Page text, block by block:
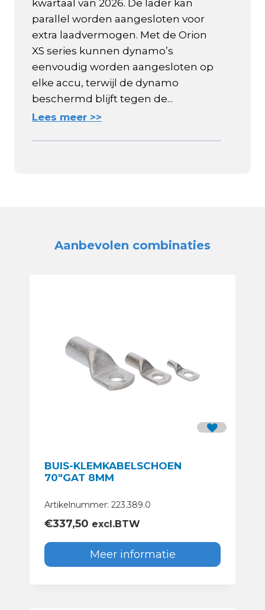
kwartaal van 2026. De lader kan
parallel worden aangesloten voor
extra laadvermogen. Met de Orion
XS series kunnen dynamo’s
eenvoudig worden aangesloten op
elke accu, terwijl de dynamo
beschermd blijft tegen de...
Lees meer >>
Aanbevolen combinaties
BUIS-KLEMKABELSCHOEN
70″GAT 8MM
Artikelnummer: 223.389.0
€337,50 excl.BTW
Meer informatie